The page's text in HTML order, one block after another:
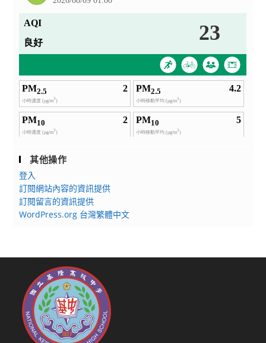
其他操作
登入
訂閱網站內容的資訊提供
訂閱留言的資訊提供
WordPress.org 台灣繁體中文